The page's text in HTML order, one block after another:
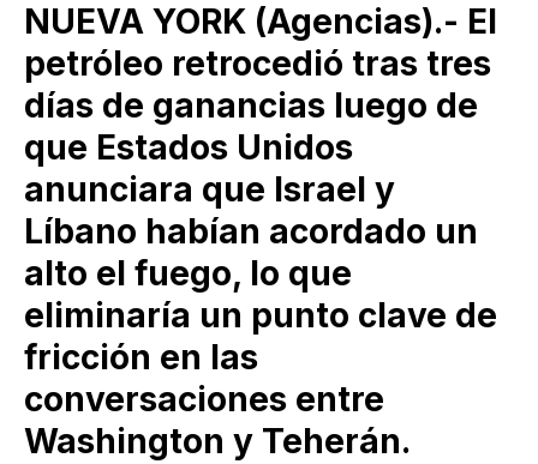
NUEVA YORK (Agencias).- El
petróleo retrocedió tras tres
días de ganancias luego de
que Estados Unidos
anunciara que Israel y
Líbano habían acordado un
alto el fuego, lo que
eliminaría un punto clave de
fricción en las
conversaciones entre
Washington y Teherán.